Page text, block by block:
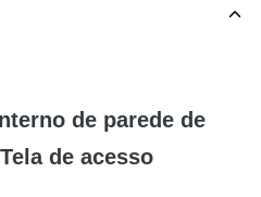
de parede de
de acesso